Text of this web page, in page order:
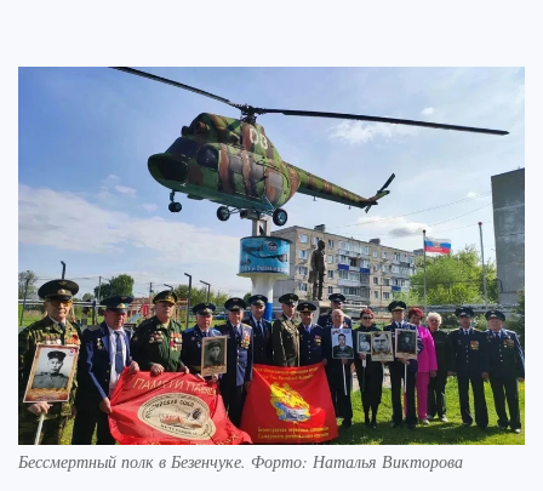
Бессмертный полк в Безенчуке. Форто: Наталья Викторова